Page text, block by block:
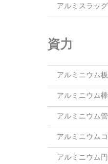
アルミスラッグ
資力
アルミニウム
アルミニウム
アルミニウム
アルミニウム
アルミニウム